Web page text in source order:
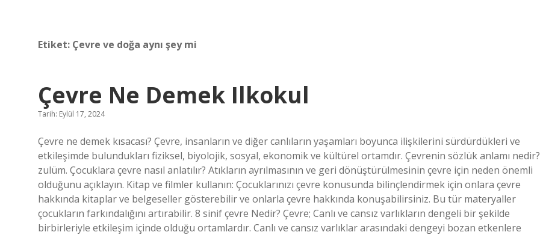
Etiket: Çevre ve doğa aynı şey mi
Çevre Ne Demek Ilkokul
Tarih: Eylül 17, 2024
Çevre ne demek kısacası? Çevre, insanların ve diğer canlıların yaşamları boyunca ilişkilerini sürdürdükleri ve
etkileşimde bulundukları fiziksel, biyolojik, sosyal, ekonomik ve kültürel ortamdır. Çevrenin sözlük anlamı nedir?
zulüm. Çocuklara çevre nasıl anlatılır? Atıkların ayrılmasının ve geri dönüştürülmesinin çevre için neden önemli
olduğunu açıklayın. Kitap ve filmler kullanın: Çocuklarınızı çevre konusunda bilinçlendirmek için onlara çevre
hakkında kitaplar ve belgeseller gösterebilir ve onlarla çevre hakkında konuşabilirsiniz. Bu tür materyaller
çocukların farkındalığını artırabilir. 8 sinif çevre Nedir? Çevre; Canlı ve cansız varlıkların dengeli bir şekilde
birbirleriyle etkileşim içinde olduğu ortamlardır. Canlı ve cansız varlıklar arasındaki dengeyi bozan etkenlere